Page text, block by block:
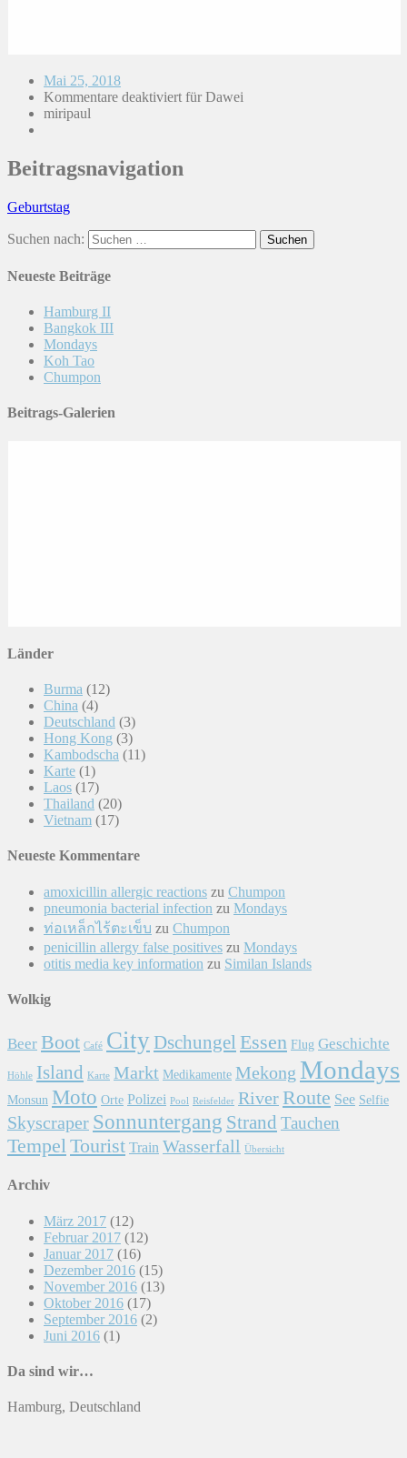
Mai 25, 2018
Kommentare deaktiviert für Dawei
miripaul
Beitragsnavigation
Geburtstag
Suchen nach:
Neueste Beiträge
Hamburg II
Bangkok III
Mondays
Koh Tao
Chumpon
Beitrags-Galerien
Länder
Burma (12)
China (4)
Deutschland (3)
Hong Kong (3)
Kambodscha (11)
Karte (1)
Laos (17)
Thailand (20)
Vietnam (17)
Neueste Kommentare
amoxicillin allergic reactions zu Chumpon
pneumonia bacterial infection zu Mondays
ท่อเหล็กไร้ตะเข็บ zu Chumpon
penicillin allergy false positives zu Mondays
otitis media key information zu Similan Islands
Wolkig
Beer Boot Café CityDschungel Essen Flug Geschichte
Höhle Island Karte Markt Medikamente Mekong Mondays
Monsun Moto Orte Polizei Pool Reisfelder RiverRoute See Selfie
Skyscraper Sonnuntergang Strand Tauchen
TempelTourist Train Wasserfall Übersicht
Archiv
März 2017 (12)
Februar 2017 (12)
Januar 2017 (16)
Dezember 2016 (15)
November 2016 (13)
Oktober 2016 (17)
September 2016 (2)
Juni 2016 (1)
Da sind wir…
Hamburg, Deutschland